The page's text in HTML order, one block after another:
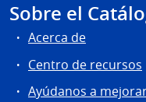
Sobre el
Acerca de
Centro de recursos
Ayúdanos a